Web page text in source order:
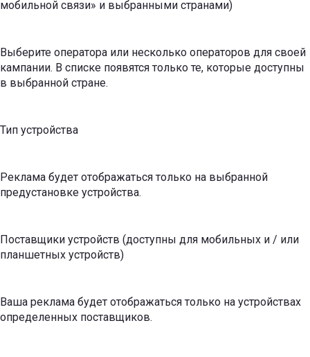
мобильной связи» и выбранными странами)
Выберите оператора или несколько операторов для своей
кампании. В списке появятся только те, которые доступны
в выбранной стране.
Тип устройства
Реклама будет отображаться только на выбранной
предустановке устройства.
Поставщики устройств (доступны для мобильных и / или
планшетных устройств)
Ваша реклама будет отображаться только на устройствах
определенных поставщиков.